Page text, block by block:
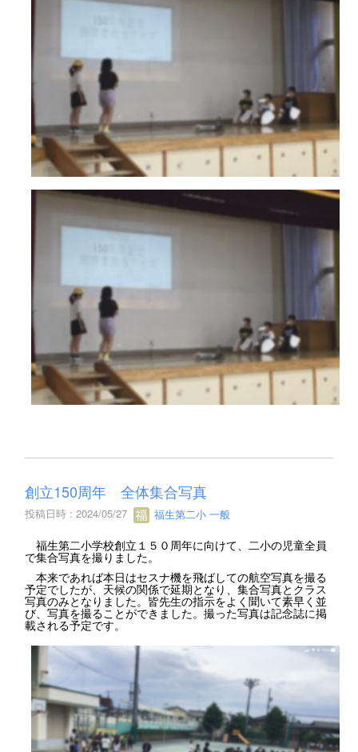
創立150周年 全体集合写真
投稿日時 : 2024/05/27 福生第二小 一般
福生第二小学校創立１５０周年に向けて、二小の児童全員
で集合写真を撮りました。
本来であれば本日はセスナ機を飛ばしての航空写真を撮る
予定でしたが、天候の関係で延期となり、集合写真とクラス
写真のみとなりました。皆先生の指示をよく聞いて素早く並
び、写真を撮ることができました。撮った写真は記念誌に掲
載される予定です。